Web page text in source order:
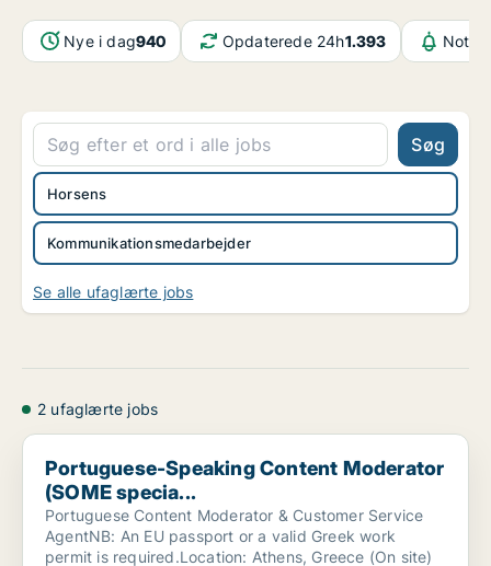
Nye i dag940 Opdaterede 24h1.393
Søg
Kommunikationsmedarbejder
Horsens
Se alle ufaglærte jobs
2 ufaglærte jobs
Portuguese-Speaking Content Moderator (SOME specia...
Portuguese-Speaking Content Moderator
(SOME specia...
Portuguese Content Moderator & Customer Service
AgentNB: An EU passport or a valid Greek work
permit is required.Location: Athens, Greece (On site)